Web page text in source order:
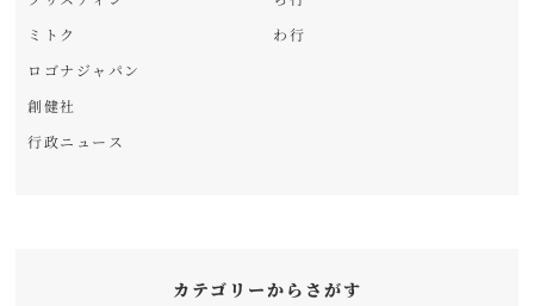
ミトク
ロゴナジャパン
創健社
行政ニュース
わ行
カテゴリーからさがす